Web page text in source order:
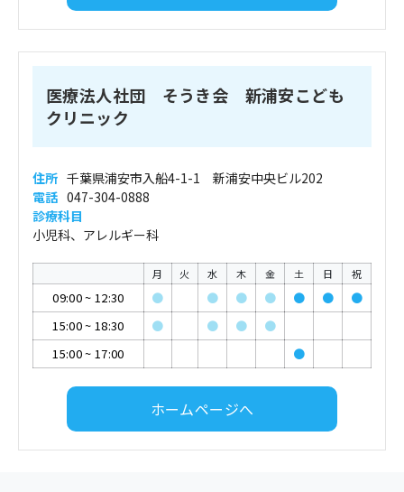
医療法人社団 そうき会 新浦安こども
クリニック
住所 千葉県浦安市入船4-1-1 新浦安中央ビル202
電話 047-304-0888
診療科目
小児科、アレルギー科
月 火 水 木 金 土 日 祝
09:00~ 12:30 ● ● ● ● ● ●
●
15:00~ 18:30 ● ● ●
●
15:00~ 17:00 ●
ホームページへ